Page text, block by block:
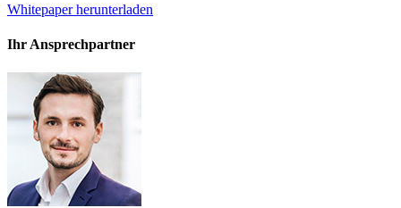
Whitepaper herunterladen
Ihr Ansprechpartner